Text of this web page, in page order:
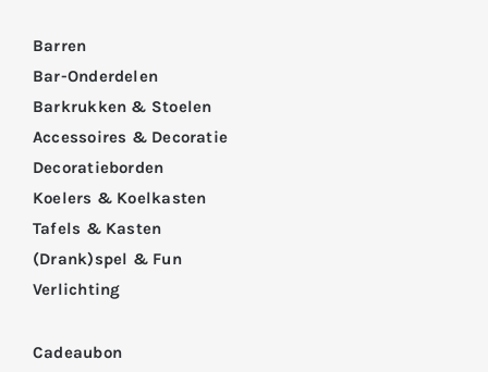
Barren
Bar-Onderdelen
Barkrukken & Stoelen
Accessoires & Decoratie
Decoratieborden
Koelers & Koelkasten
Tafels & Kasten
(Drank)spel & Fun
Verlichting
Cadeaubon